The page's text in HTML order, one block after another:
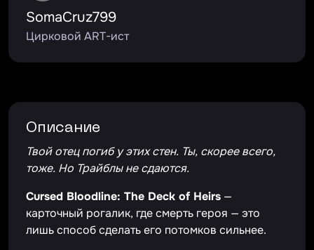
SomaCruz799
Цирковой ART-ист
Описание
Твой отец погиб у этих стен. Ты, скорее всего,
тоже. Но Трайблы не сдаются.
Cursed Bloodline: The Deck of Heirs —
карточный рогалик, где смерть героя — это
лишь способ сделать его потомков сильнее.